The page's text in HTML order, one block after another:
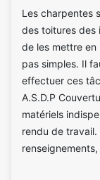
Les charpentes
des toitures des
de les mettre
pas simples. Il
effectuer ces
A.S.D.P
matériels
rendu de